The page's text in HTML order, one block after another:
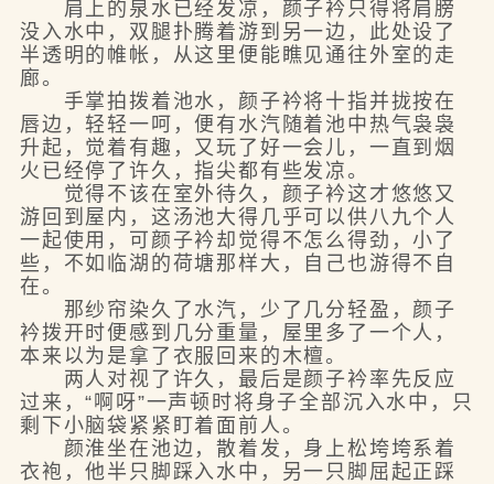
肩上的泉水已经发凉，颜子衿只得将肩膀
没入水中，双腿扑腾着游到另一边，此处设了
半透明的帷帐，从这里便能瞧见通往外室的走
廊。
手掌拍拨着池水，颜子衿将十指并拢按在
唇边，轻轻一呵，便有水汽随着池中热气袅袅
升起，觉着有趣，又玩了好一会儿，一直到烟
火已经停了许久，指尖都有些发凉。
觉得不该在室外待久，颜子衿这才悠悠又
游回到屋内，这汤池大得几乎可以供八九个人
一起使用，可颜子衿却觉得不怎么得劲，小了
些，不如临湖的荷塘那样大，自己也游得不自
在。
那纱帘染久了水汽，少了几分轻盈，颜子
衿拨开时便感到几分重量，屋里多了一个人，
本来以为是拿了衣服回来的木檀。
两人对视了许久，最后是颜子衿率先反应
过来，“啊呀”一声顿时将身子全部沉入水中，只
剩下小脑袋紧紧盯着面前人。
颜淮坐在池边，散着发，身上松垮垮系着
衣袍，他半只脚踩入水中，另一只脚屈起正踩